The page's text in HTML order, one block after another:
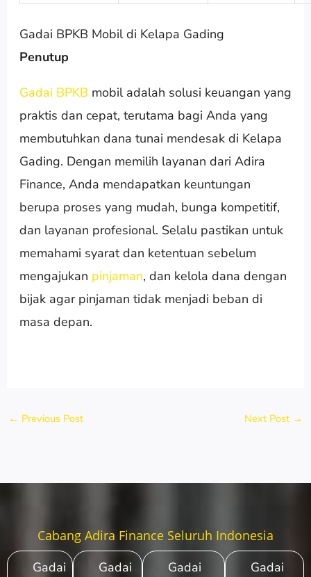
Gadai BPKB Mobil di Kelapa Gading
Penutup
Gadai BPKB mobil adalah solusi keuangan yang
praktis dan cepat, terutama bagi Anda yang
membutuhkan dana tunai mendesak di Kelapa
Gading. Dengan memilih layanan dari Adira
Finance, Anda mendapatkan keuntungan
berupa proses yang mudah, bunga kompetitif,
dan layanan profesional. Selalu pastikan untuk
memahami syarat dan ketentuan sebelum
mengajukan pinjaman, dan kelola dana dengan
bijak agar pinjaman tidak menjadi beban di
masa depan.
← Previous Post Next Post →
Cabang Adira Finance Seluruh Indonesia
Gadai
Gadai
Gadai
Gadai